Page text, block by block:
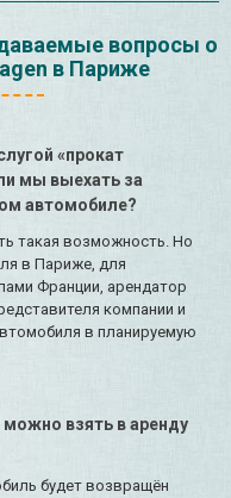
вопросы о
в Париже
«прокат
мы выехать за
автомобиле?
такая возможность. Но
в Париже, для
Франции, арендатор
компании и
в планируемую
взять в аренду
будет возвращён